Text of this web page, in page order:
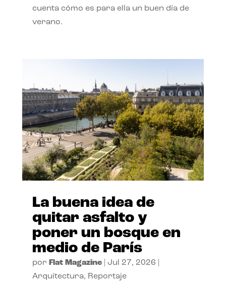
cuenta cómo es para ella un buen día de
verano.
La buena idea de
quitar asfalto y
poner un bosque en
medio de París
por Flat Magazine| Jul 27, 2026
Arquitectura, Reportaje